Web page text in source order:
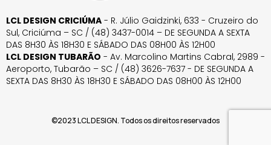
LCL DESIGN CRICIÚMA - R. Júlio Gaidzinki, 633 - Cruzeiro do
Sul, Criciúma – SC / (48) 3437-0014 – DE SEGUNDA A SEXTA
DAS 8H30 ÀS 18H30 E SÁBADO DAS 08H00 ÀS 12H00
LCL DESIGN TUBARÃO - Av. Marcolino Martins Cabral, 2989 -
Aeroporto, Tubarão – SC / (48) 3626-7637 - DE SEGUNDA A
SEXTA DAS 8H30 ÀS 18H30 E SÁBADO DAS 08H00 ÀS 12H00
©2023 LCL DESIGN. Todos os direitos reservados